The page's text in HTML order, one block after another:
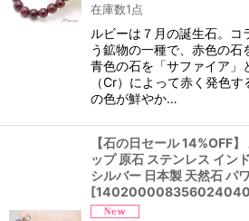
在庫数1点
ルビーは７月の誕生石。コ
う鉱物の一種で、赤色の石
青色の石を「サファイア」
（Cr）によって赤く発色
の色が鮮やか…
【石の日セール 14%OFF
ップ 原石 ステンレス イン
シルバー 日本製 天然石 パ
[